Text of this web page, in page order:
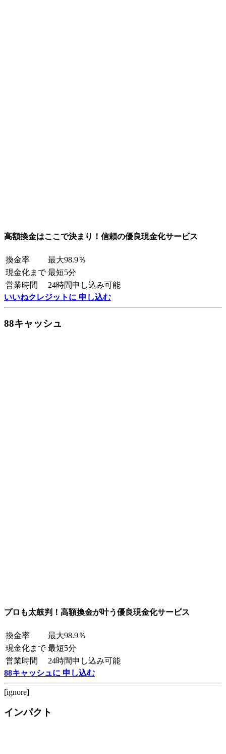
高額換金はここで決まり！信頼の優良現金化サービス
換金率
最大98.9％
現金化まで 最短5分
営業時間
24時間申し込み可能
いいねクレジットに 申し込む
88キャッシュ
プロも太鼓判！高額換金が叶う優良現金化サービス
換金率
最大98.9％
現金化まで 最短5分
営業時間
24時間申し込み可能
88キャッシュに 申し込む
[ignore]
インパクト